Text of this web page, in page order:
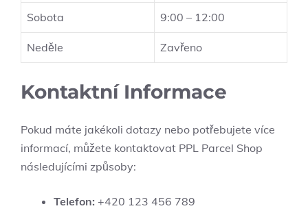
Sobota 9:00 – 12:00
Neděle Zavřeno
Kontaktní Informace
Pokud máte jakékoli dotazy nebo potřebujete více
informací, můžete kontaktovat PPL Parcel Shop
následujícími způsoby:
Telefon: +420 123 456 789